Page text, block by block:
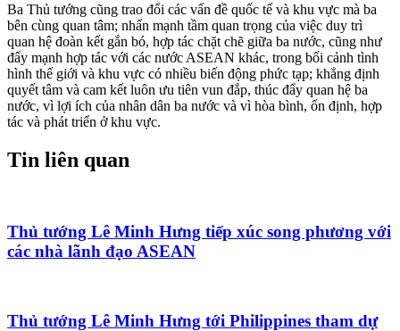
Ba Thủ tướng cũng trao đổi các vấn đề quốc tế và khu vực mà ba
bên cùng quan tâm; nhấn mạnh tầm quan trọng của việc duy trì
quan hệ đoàn kết gắn bó, hợp tác chặt chẽ giữa ba nước, cũng như
đẩy mạnh hợp tác với các nước ASEAN khác, trong bối cảnh tình
hình thế giới và khu vực có nhiều biến động phức tạp; khẳng định
quyết tâm và cam kết luôn ưu tiên vun đắp, thúc đẩy quan hệ ba
nước, vì lợi ích của nhân dân ba nước và vì hòa bình, ổn định, hợp
tác và phát triển ở khu vực.
Tin liên quan
Thủ tướng Lê Minh Hưng tiếp xúc song phương với
các nhà lãnh đạo ASEAN
Thủ tướng Lê Minh Hưng tới Philippines tham dự